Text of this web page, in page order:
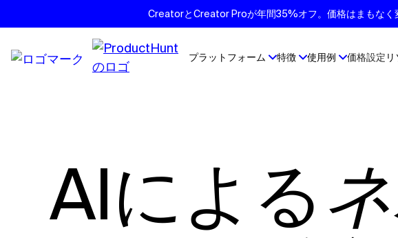
CreatorとCreator Proが年間35%オフ。価格はまもなく
プラットフォーム 特徴 使用例 価格設定
AIによる